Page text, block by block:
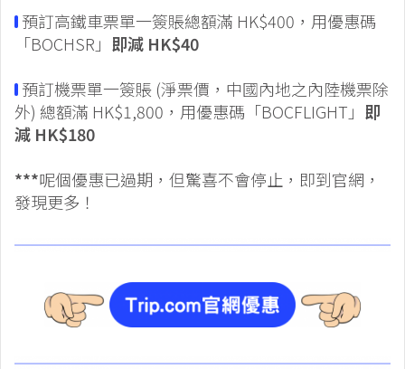
預訂高鐵車票單一簽賬總額滿 HK$400，用優惠碼
「BOCHSR」 即減 HK$40
預訂機票單一簽賬 (淨票價，中國內地之內陸機票除
外) 總額滿 HK$1,800，用優惠碼「BOCFLIGHT」 即
減 HK$180
***呢個優惠已過期，但驚喜不會停止，即到官網，
發現更多！